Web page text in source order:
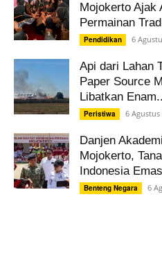
Mojokerto Ajak
Permainan
Pendidikan 6
Api dari Lahan
Paper Source
Libatkan
Peristiwa 6 Agustus
Danjen
Mojokerto,
Indonesia
Benteng Negara 6